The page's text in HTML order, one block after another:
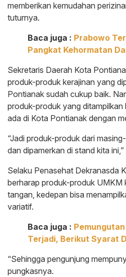
memberikan kemudahan
tuturnya.
Baca juga : Prabowo
Pangkat Kehormatan
Sekretaris Daerah Kota
produk-produk kerajinan yang
Pontianak sudah cukup baik.
produk-produk yang ditampilkan
ada di Kota Pontianak dengan
“Jadi produk-produk dari
dan dipamerkan di stand kita
Selaku Penasehat Dekranasda
berharap produk-produk UMKM
tangan, kedepan bisa
variatif.
Baca juga :
Terjadi, Berikut Syarat
“Sehingga pengunjung
pungkasnya.